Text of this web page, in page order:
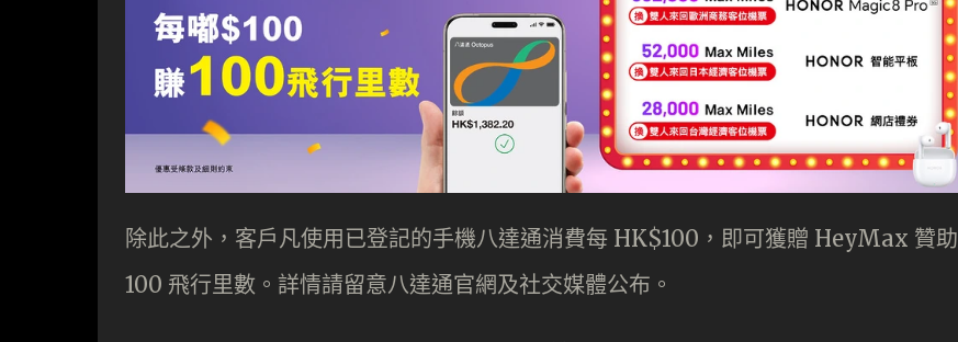
除此之外，客戶凡使用已登記的手機八達通消費每 HK$100，即可獲贈 HeyMax 贊助
100 飛行里數。詳情請留意八達通官網及社交媒體公布。